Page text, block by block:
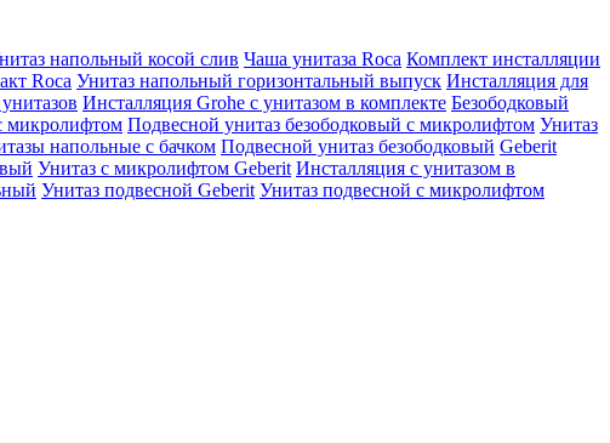
напольный косой слив Чаша унитаза Roca Комплект инсталляции
Roca Унитаз напольный горизонтальный выпуск Инсталляция для
Инсталляция Grohe с унитазом в комплекте Безободковый
микролифтом Подвесной унитаз безободковый с микролифтом Унитаз
напольные с бачком Подвесной унитаз безободковый Geberit
Унитаз с микролифтом Geberit Инсталляция с унитазом в
Унитаз подвесной Geberit Унитаз подвесной с микролифтом